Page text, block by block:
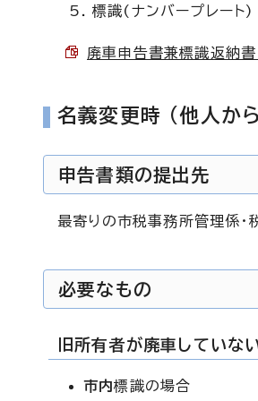
標識(ナンバープレート)
廃車申告書兼標識返納
名義変更時 (他人か
申告書類の提出先
最寄りの市税事務所管理係・
必要なもの
旧所有者が廃車していな
市内標識の場合